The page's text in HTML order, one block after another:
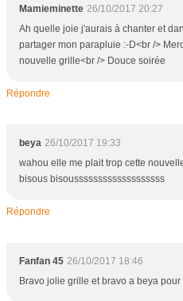
Mamieminette 26/10/2017 20:27
Ah quelle joie j'aurais à chanter et
partager mon parapluie :-D<br />
nouvelle grille<br /> Douce soirée
Répondre
beya 26/10/2017 19:33
wahou elle me plait trop cette
bisous bisousssssssssssssssssss
Répondre
Fanfan 45 26/10/2017 18:46
Bravo jolie grille et bravo a beya